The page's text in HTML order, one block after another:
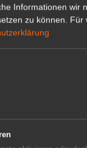
Informationen wir
zu können. Für